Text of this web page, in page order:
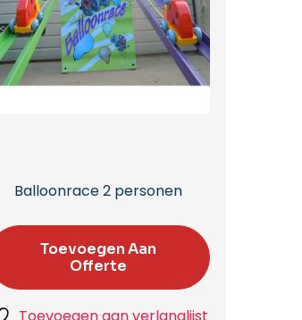
Balloonrace 2 personen
Toevoegen Aan
Offerte